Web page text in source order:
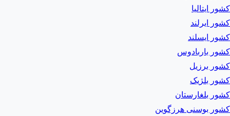
کشور ایتالیا
کشور ایرلند
کشور ایسلند
کشور باربادوس
کشور برزیل
کشور بلژیک
کشور بلغارستان
کشور بوسنی هرزگوین